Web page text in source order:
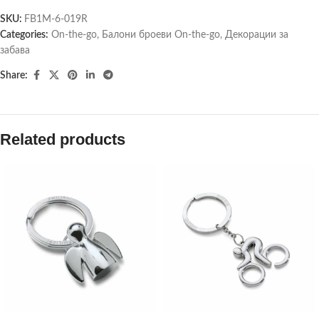
SKU: FB1M-6-019R
Categories: On-the-go, Балони броеви On-the-go, Декорации за
забава
Share:
Related products